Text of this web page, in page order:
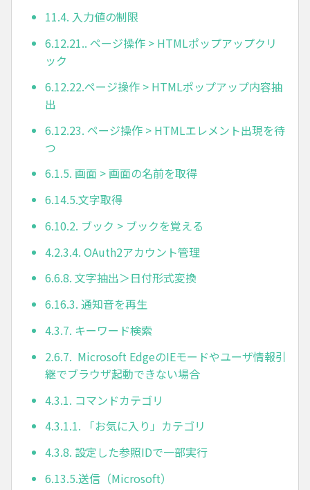
11.4. 入力値の制限
6.12.21.. ページ操作 > HTMLポップアップクリ
ック
6.12.22.ページ操作 > HTMLポップアップ内容抽
出
6.12.23. ページ操作 > HTMLエレメント出現を待
つ
6.1.5. 画面 > 画面の名前を取得
6.14.5.文字取得
6.10.2. ブック > ブックを覚える
4.2.3.4. OAuth2アカウント管理
6.6.8. 文字抽出＞日付形式変換
6.16.3. 通知音を再生
4.3.7. キーワード検索
2.6.7. Microsoft EdgeのIEモードやユーザ情報引
継でブラウザ起動できない場合
4.3.1. コマンドカテゴリ
4.3.1.1. 「お気に入り」カテゴリ
4.3.8. 設定した参照IDで一部実行
6.13.5.送信（Microsoft）